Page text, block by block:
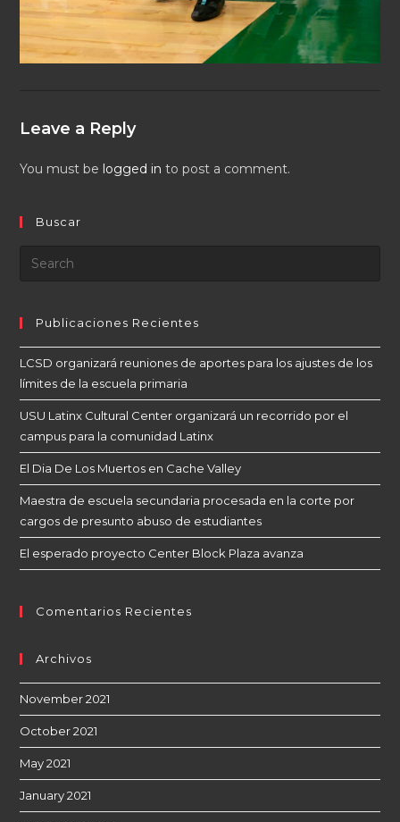
Leave a Reply
You must be logged in to post a comment.
Buscar
Publicaciones Recientes
LCSD organizará reuniones de aportes para los ajustes de los
límites de la escuela primaria
USU Latinx Cultural Center organizará un recorrido por el
campus para la comunidad Latinx
El Dia De Los Muertos en Cache Valley
Maestra de escuela secundaria procesada en la corte por
cargos de presunto abuso de estudiantes
El esperado proyecto Center Block Plaza avanza
Comentarios Recientes
Archivos
November 2021
October 2021
May 2021
January 2021